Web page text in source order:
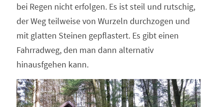
bei Regen nicht erfolgen. Es ist steil und rutschig,
der Weg teilweise von Wurzeln durchzogen und
mit glatten Steinen gepflastert. Es gibt einen
Fahrradweg, den man dann alternativ
hinausfgehen kann.